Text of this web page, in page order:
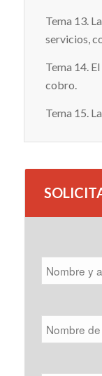
Tema 13.
servicios,
Tema 14.
cobro.
Tema 15.